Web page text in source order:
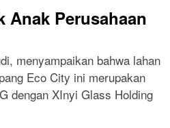
Anak Perusahaan
menyampaikan bahwa lahan
Eco City ini merupakan
dengan XInyi Glass Holding